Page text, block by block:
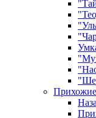
Прихожие